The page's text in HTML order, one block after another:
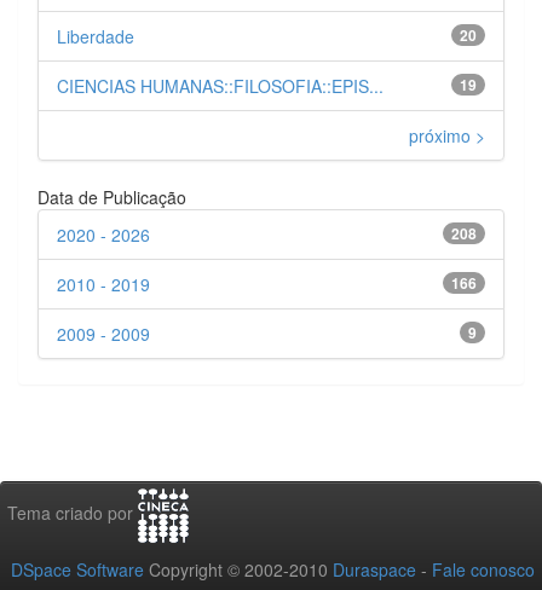
20
Liberdade
19
CIENCIAS HUMANAS::FILOSOFIA::EPIS...
próximo >
Data de Publicação
208
2020 - 2026
166
2010 - 2019
9
2009 - 2009
Tema criado por
DSpace Software Copyright © 2002-2010 Duraspace - Fale conosco